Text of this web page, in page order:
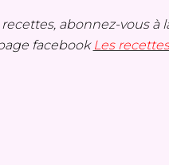
abonnez-vous à
facebook Les